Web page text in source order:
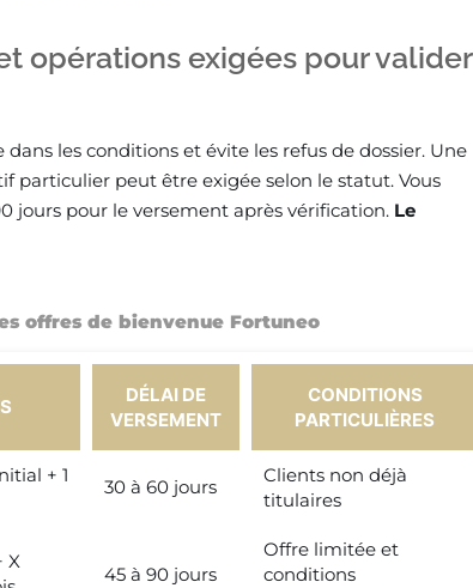
opérations exigées pour valider
les conditions et évite les refus de dossier. Une
particulier peut être exigée selon le statut. Vous
jours pour le versement après vérification. Le
offres de bienvenue Fortuneo
DÉLAI DE
VERSEMENT
CONDITIONS
PARTICULIÈRES
+ 1
30 à 60 jours
Clients non déjà
titulaires
X
45 à 90 jours
Offre limitée et
conditions